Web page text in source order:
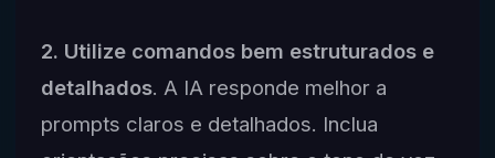
2. Utilize comandos bem estruturados e
detalhados. A IA responde melhor a
prompts claros e detalhados. Inclua